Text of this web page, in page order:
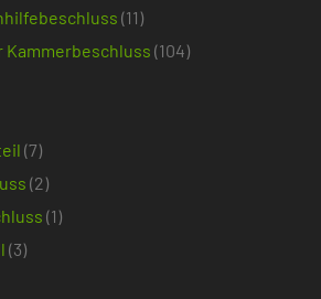
(11)
(104)
(7)
(2)
(1)
(3)